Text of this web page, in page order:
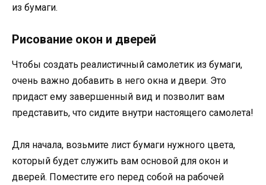
из бумаги.
Рисование окон и дверей
Чтобы создать реалистичный самолетик из бумаги,
очень важно добавить в него окна и двери. Это
придаст ему завершенный вид и позволит вам
представить, что сидите внутри настоящего самолета!
Для начала, возьмите лист бумаги нужного цвета,
который будет служить вам основой для окон и
дверей. Поместите его перед собой на рабочей